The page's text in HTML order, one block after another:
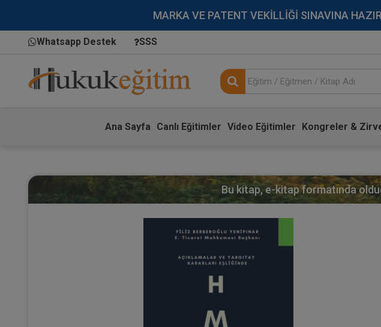
MARKA VE PATENT VEKİLLİĞİ SINAVINA
Whatsapp Destek SSS
Ana Sayfa Canlı Eğitimler Video Eğitimler Kongreler &
Bu kitap, e-kitap formatında